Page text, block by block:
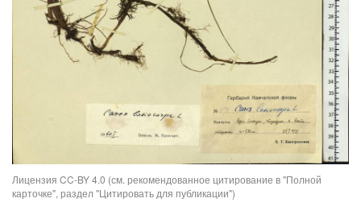
Лицензия CC-BY 4.0 (см. рекомендованное цитирование в "Полной
карточке", раздел "Цитировать для публикации")